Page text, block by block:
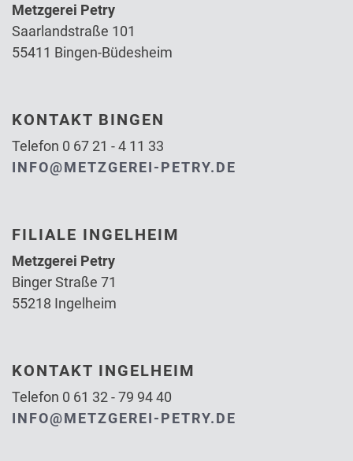
Metzgerei Petry
Saarlandstraße 101
55411 Bingen-Büdesheim
KONTAKT BINGEN
Telefon 0 67 21 - 4 11 33
INFO@METZGEREI-PETRY.DE
FILIALE INGELHEIM
Metzgerei Petry
Binger Straße 71
55218 Ingelheim
KONTAKT INGELHEIM
Telefon 0 61 32 - 79 94 40
INFO@METZGEREI-PETRY.DE